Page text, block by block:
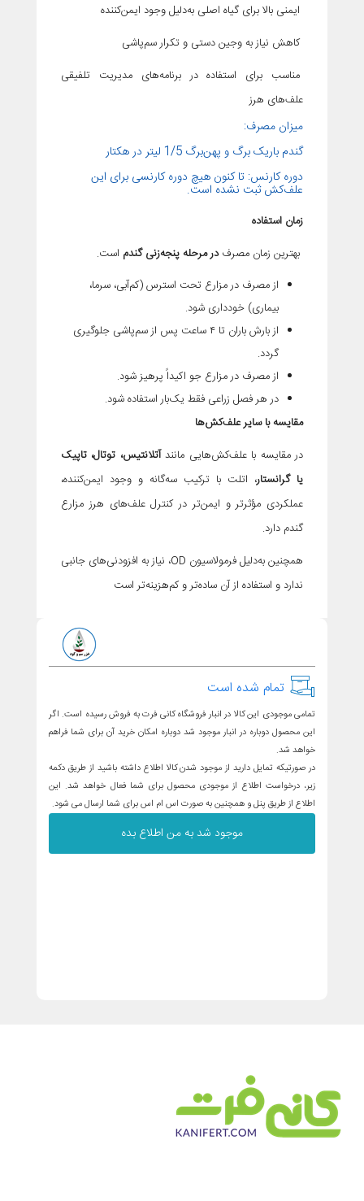
ایمنی بالا برای گیاه اصلی به‌دلیل وجود ایمن‌کننده
کاهش نیاز به وجین دستی و تکرار سم‌پاشی
مناسب برای استفاده در برنامه‌های مدیریت تلفیقی
علف‌های هرز
میزان مصرف:
گندم باریک برگ و پهن‌برگ 1/5 لیتر در هکتار
دوره کارنس: تا کنون هیچ دوره کارنسی برای این
علف‌کش ثبت نشده است.
زمان استفاده
بهترین زمان مصرفدر مرحله پنجه‌زنی گندم است.
از مصرف در مزارع تحت استرس (کم‌آبی، سرما،
بیماری) خودداری شود.
از بارش باران تا ۴ ساعت پس از سم‌پاشی جلوگیری
گردد.
از مصرف در مزارع جو اکیداً پرهیز شود.
در هر فصل زراعی فقط یک‌بار استفاده شود.
مقایسه با سایر علف‌کش‌ها
در مقایسه با علف‌کش‌هایی مانندآتلانتیس، توتال، تاپیک
یا گرانستار، اتلت با ترکیب سه‌گانه و وجود ایمن‌کننده،
عملکردی مؤثرتر و ایمن‌تر در کنترل علف‌های هرز مزارع
گندم دارد.
همچنین به‌دلیل فرمولاسیون OD، نیاز به افزودنی‌های جانبی
ندارد و استفاده از آن ساده‌تر و کم‌هزینه‌تر است
تمام شده است
تمامی موجودی این کالا در انبار فروشگاه کانی فرت به فروش رسیده است. اگر
این محصول دوباره در انبار موجود شد دوباره امکان خرید آن برای شما فراهم
خواهد شد.
در صورتیکه تمایل دارید از موجود شدن کالا اطلاع داشته باشید از طریق دکمه
زیر، درخواست اطلاع از موجودی محصول برای شما فعال خواهد شد. این
اطلاع از طریق پنل و همچنین به صورت اس ام اس برای شما ارسال می شود.
موجود شد به من اطلاع بده